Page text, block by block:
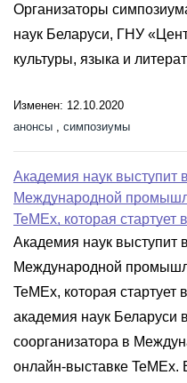
Организаторы
наук Беларуси, ГНУ
культуры, языка и
Изменен: 12.10.2020
анонсы , симпозиумы
Академия наук выступит
Международной
TeMEx, которая стартует
Академия наук выступит
Международной
TeMEx, которая
академия наук Беларуси
соорганизатора в
онлайн-выставке TeMEx.